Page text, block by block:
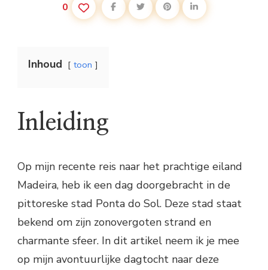
0
Inhoud toon
Inleiding
Op mijn recente reis naar het prachtige eiland
Madeira, heb ik een dag doorgebracht in de
pittoreske stad Ponta do Sol. Deze stad staat
bekend om zijn zonovergoten strand en
charmante sfeer. In dit artikel neem ik je mee
op mijn avontuurlijke dagtocht naar deze